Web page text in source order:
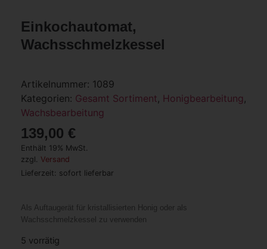
Einkochautomat,
Wachsschmelzkessel
Artikelnummer: 1089
Kategorien: Gesamt Sortiment, Honigbearbeitung ,
Wachsbearbeitung
139,00 €
Enthält 19% MwSt.
zzgl. Versand
Lieferzeit: sofort lieferbar
Als Auftaugerät für kristallisierten Honig oder als
Wachsschmelzkessel zu verwenden
5 vorrätig